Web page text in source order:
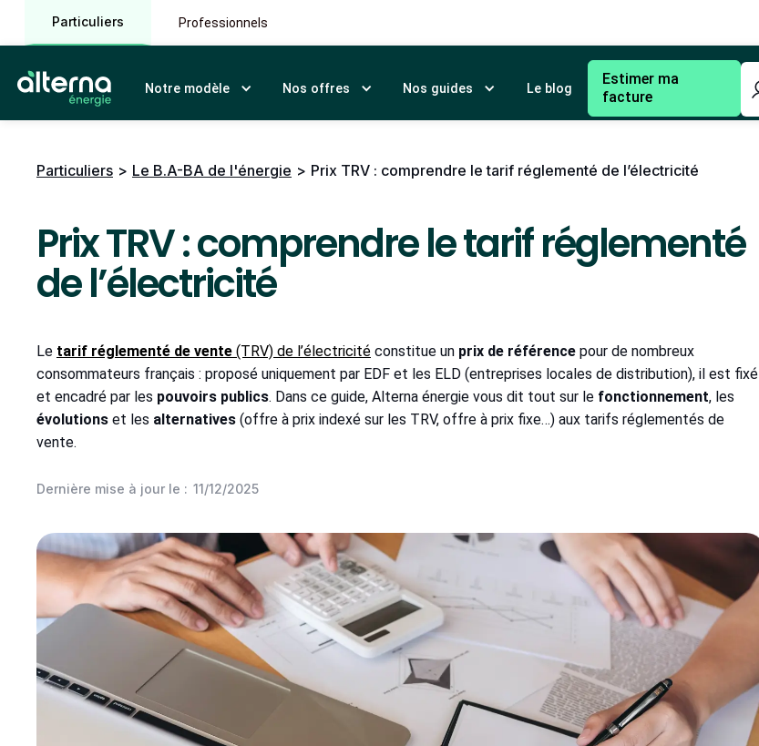
Particuliers Professionnels
Notre modèle Nos offres Nos guides Le blog
Estimer ma
facture
Particuliers > Le B.A-BA de l'énergie > Prix TRV : comprendre le tarif réglementé de l’électricité
Prix TRV : comprendre le tarif réglementé
de l’électricité
Le tarif réglementé de vente (TRV) de l’électricité constitue un prix de référence pour de nombreux
consommateurs français : proposé uniquement par EDF et les ELD (entreprises locales de distribution), il est fixé
et encadré par les pouvoirs publics. Dans ce guide, Alterna énergie vous dit tout sur le fonctionnement, les
évolutions et les alternatives (offre à prix indexé sur les TRV, offre à prix fixe…) aux tarifs réglementés de
vente.
Dernière mise à jour le : 11/12/2025